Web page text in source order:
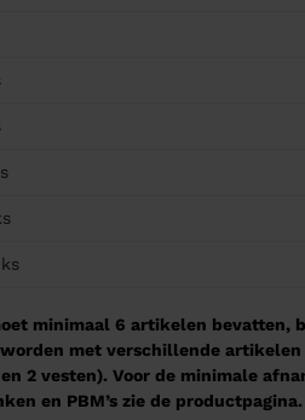
minimaal 6 artikelen bevatten,
met verschillende
2 vesten). Voor de minimale
en PBM’s zie de productpagina.